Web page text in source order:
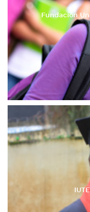
Fundación